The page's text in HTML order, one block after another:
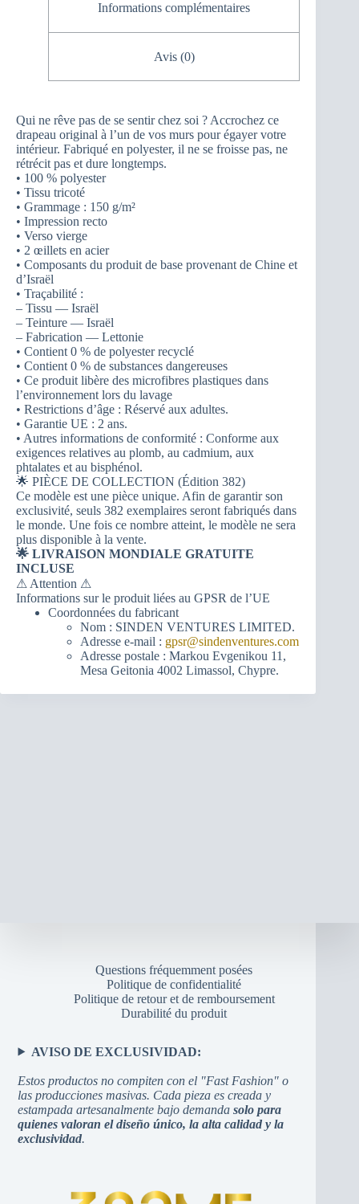
Informations complémentaires
Avis (0)
Qui ne rêve pas de se sentir chez soi ? Accrochez ce
drapeau original à l’un de vos murs pour égayer votre
intérieur. Fabriqué en polyester, il ne se froisse pas, ne
rétrécit pas et dure longtemps.
• 100 % polyester
• Tissu tricoté
• Grammage : 150 g/m²
• Impression recto
• Verso vierge
• 2 œillets en acier
• Composants du produit de base provenant de Chine et
d’Israël
• Traçabilité :
– Tissu — Israël
– Teinture — Israël
– Fabrication — Lettonie
• Contient 0 % de polyester recyclé
• Contient 0 % de substances dangereuses
• Ce produit libère des microfibres plastiques dans
l’environnement lors du lavage
• Restrictions d’âge : Réservé aux adultes.
• Garantie UE : 2 ans.
• Autres informations de conformité : Conforme aux
exigences relatives au plomb, au cadmium, aux
phtalates et au bisphénol.
🌟 PIÈCE DE COLLECTION (Édition 382)
Ce modèle est une pièce unique. Afin de garantir son
exclusivité, seuls 382 exemplaires seront fabriqués dans
le monde. Une fois ce nombre atteint, le modèle ne sera
plus disponible à la vente.
🌟 LIVRAISON MONDIALE GRATUITE
INCLUSE
⚠ Attention ⚠
Informations sur le produit liées au GPSR de l’UE
Coordonnées du fabricant
Nom : SINDEN VENTURES LIMITED.
Adresse e-mail : gpsr@sindenventures.com
Adresse postale : Markou Evgenikou 11,
Mesa Geitonia 4002 Limassol, Chypre.
Questions fréquemment posées
Politique de confidentialité
Politique de retour et de remboursement
Durabilité du produit
AVISO DE EXCLUSIVIDAD:
Estos productos no compiten con el "Fast Fashion" o
las producciones masivas. Cada pieza es creada y
estampada artesanalmente bajo demandasolo para
quienes valoran el diseño único, la alta calidad y la
exclusividad.